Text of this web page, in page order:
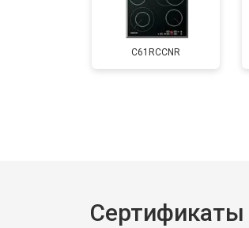
C61RCCNR
Сертификаты